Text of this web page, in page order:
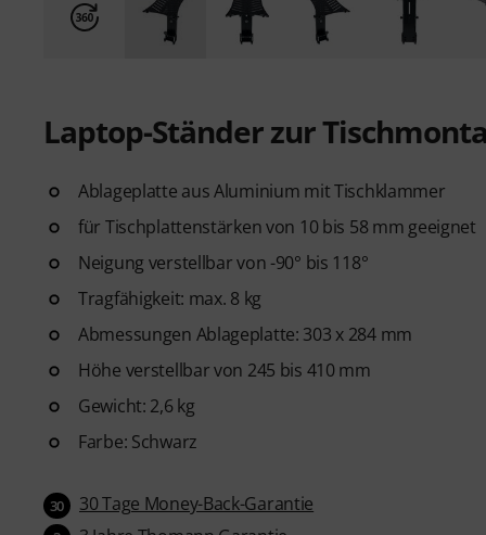
Laptop-Ständer zur
Ablageplatte aus Aluminium mit Tischklammer
für Tischplattenstärken von 10 bis 58 mm geeignet
Neigung verstellbar von -90° bis 118°
Tragfähigkeit: max. 8 kg
Abmessungen Ablageplatte: 303 x 284 mm
Höhe verstellbar von 245 bis 410 mm
Gewicht: 2,6 kg
Farbe: Schwarz
30 30 Tage Money-Back-Garantie